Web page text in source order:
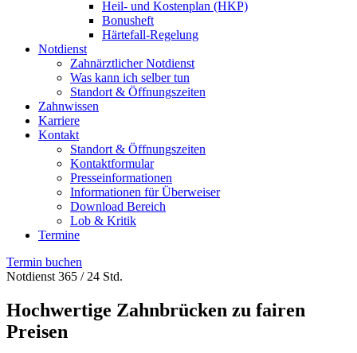
Heil- und Kostenplan (HKP)
Bonusheft
Härtefall-Regelung
Notdienst
Zahnärztlicher Notdienst
Was kann ich selber tun
Standort & Öffnungszeiten
Zahnwissen
Karriere
Kontakt
Standort & Öffnungszeiten
Kontaktformular
Presseinformationen
Informationen für Überweiser
Download Bereich
Lob & Kritik
Termine
Termin buchen
Notdienst 365 / 24 Std.
Hochwertige Zahnbrücken zu fairen
Preisen